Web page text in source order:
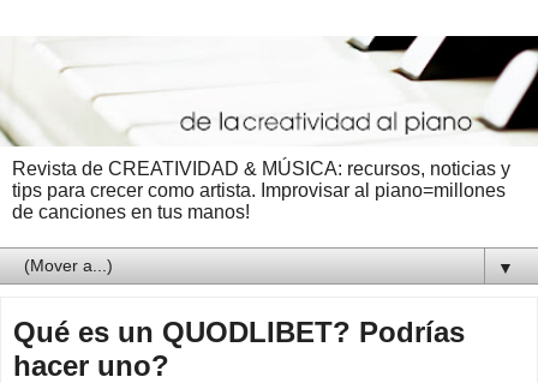
Revista de CREATIVIDAD & MÚSICA: recursos, noticias y
tips para crecer como artista. Improvisar al piano=millones
de canciones en tus manos!
▼
Qué es un QUODLIBET? Podrías
hacer uno?